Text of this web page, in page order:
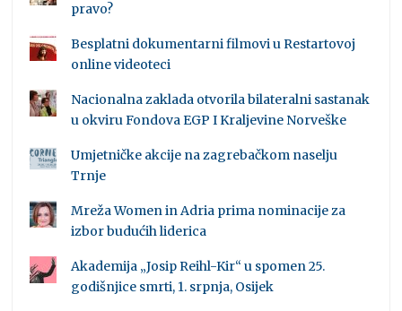
pravo?
Besplatni dokumentarni filmovi u Restartovoj
online videoteci
Nacionalna zaklada otvorila bilateralni sastanak
u okviru Fondova EGP I Kraljevine Norveške
Umjetničke akcije na zagrebačkom naselju
Trnje
Mreža Women in Adria prima nominacije za
izbor budućih liderica
Akademija „Josip Reihl-Kir“ u spomen 25.
godišnjice smrti, 1. srpnja, Osijek